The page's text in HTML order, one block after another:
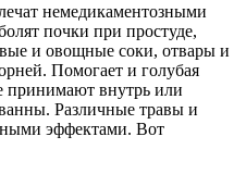
немедикаментозными
почки при простуде,
и овощные соки, отвары и
Помогает и голубая
принимают внутрь или
Различные травы и
эффектами. Вот